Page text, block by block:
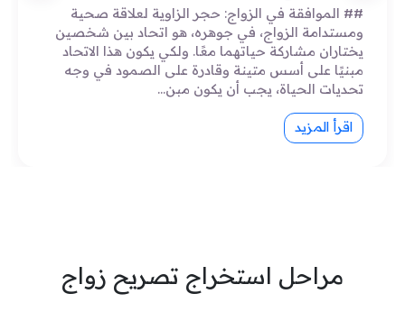
## الموافقة في الزواج: حجر الزاوية لعلاقة صحية
ومستدامة الزواج، في جوهره، هو اتحاد بين شخصين
يختاران مشاركة حياتهما معًا. ولكي يكون هذا الاتحاد
مبنيًا على أسس متينة وقادرة على الصمود في وجه
تحديات الحياة، يجب أن يكون مبن…
اقرأ المزيد
مراحل استخراج تصريح زواج